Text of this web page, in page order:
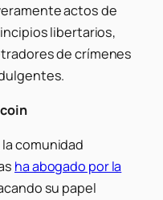
actos de
libertarios,
de crímenes
comunidad
ha abogado por la
su papel